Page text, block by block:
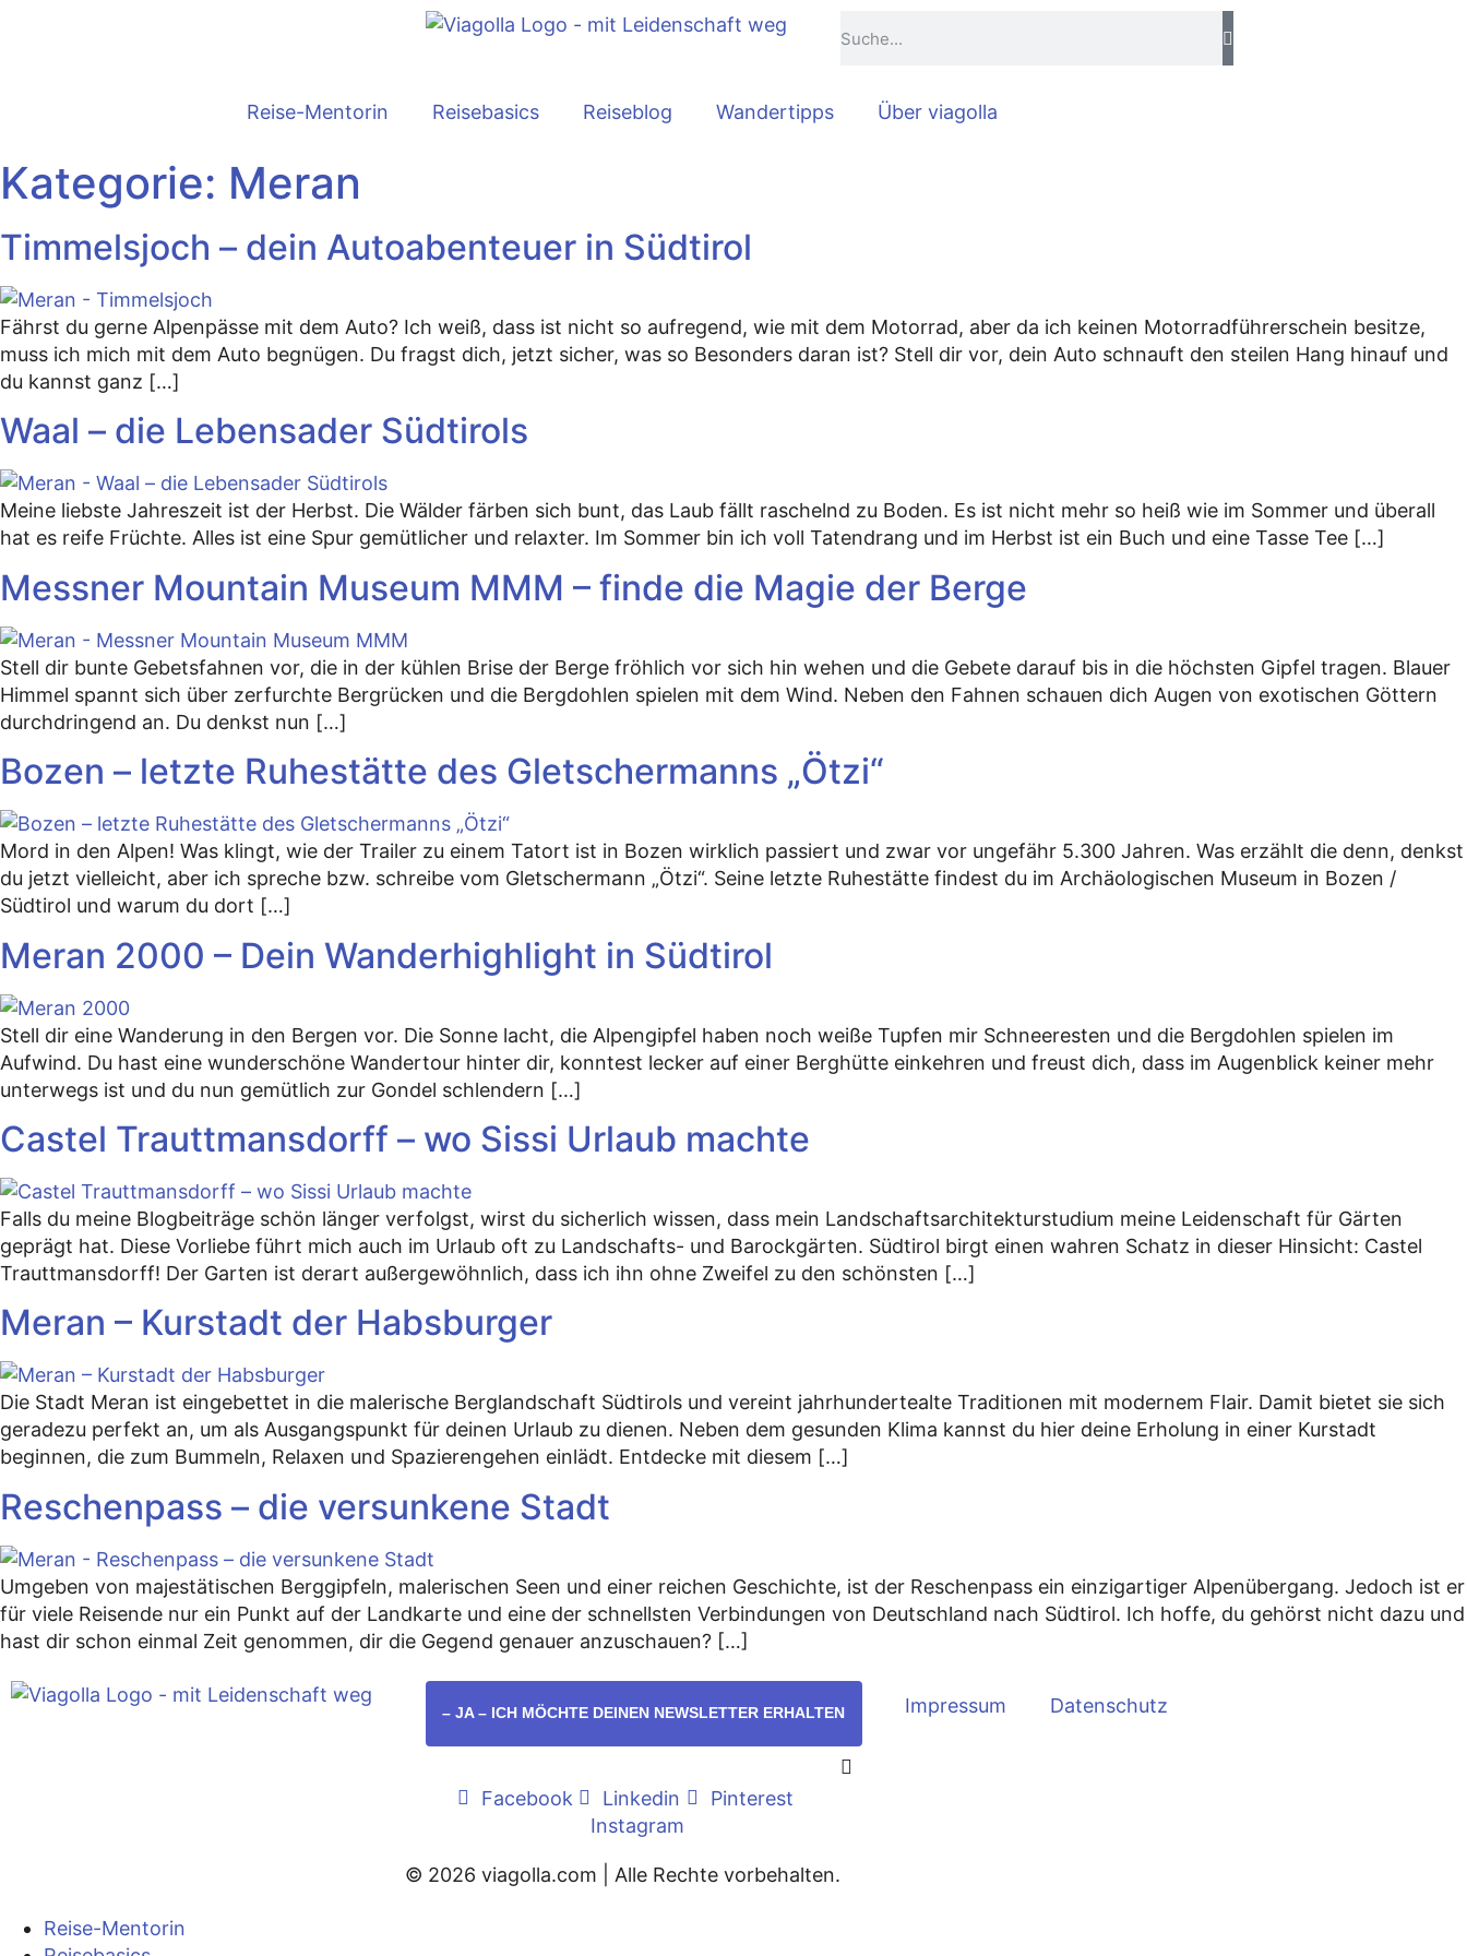
Reise-Mentorin Reisebasics Reiseblog Wandertipps Über viagolla
Kategorie: Meran
Timmelsjoch – dein Autoabenteuer in Südtirol
Fährst du gerne Alpenpässe mit dem Auto? Ich weiß, dass ist nicht so aufregend, wie mit dem Motorrad, aber da ich keinen Motorradführerschein besitze,
muss ich mich mit dem Auto begnügen. Du fragst dich, jetzt sicher, was so Besonders daran ist? Stell dir vor, dein Auto schnauft den steilen Hang hinauf und
du kannst ganz […]
Waal – die Lebensader Südtirols
Meine liebste Jahreszeit ist der Herbst. Die Wälder färben sich bunt, das Laub fällt raschelnd zu Boden. Es ist nicht mehr so heiß wie im Sommer und überall
hat es reife Früchte. Alles ist eine Spur gemütlicher und relaxter. Im Sommer bin ich voll Tatendrang und im Herbst ist ein Buch und eine Tasse Tee […]
Messner Mountain Museum MMM – finde die Magie der Berge
Stell dir bunte Gebetsfahnen vor, die in der kühlen Brise der Berge fröhlich vor sich hin wehen und die Gebete darauf bis in die höchsten Gipfel tragen. Blauer
Himmel spannt sich über zerfurchte Bergrücken und die Bergdohlen spielen mit dem Wind. Neben den Fahnen schauen dich Augen von exotischen Göttern
durchdringend an. Du denkst nun […]
Bozen – letzte Ruhestätte des Gletschermanns „Ötzi“
Mord in den Alpen! Was klingt, wie der Trailer zu einem Tatort ist in Bozen wirklich passiert und zwar vor ungefähr 5.300 Jahren. Was erzählt die denn, denkst
du jetzt vielleicht, aber ich spreche bzw. schreibe vom Gletschermann „Ötzi“. Seine letzte Ruhestätte findest du im Archäologischen Museum in Bozen /
Südtirol und warum du dort […]
Meran 2000 – Dein Wanderhighlight in Südtirol
Stell dir eine Wanderung in den Bergen vor. Die Sonne lacht, die Alpengipfel haben noch weiße Tupfen mir Schneeresten und die Bergdohlen spielen im
Aufwind. Du hast eine wunderschöne Wandertour hinter dir, konntest lecker auf einer Berghütte einkehren und freust dich, dass im Augenblick keiner mehr
unterwegs ist und du nun gemütlich zur Gondel schlendern […]
Castel Trauttmansdorff – wo Sissi Urlaub machte
Falls du meine Blogbeiträge schön länger verfolgst, wirst du sicherlich wissen, dass mein Landschaftsarchitekturstudium meine Leidenschaft für Gärten
geprägt hat. Diese Vorliebe führt mich auch im Urlaub oft zu Landschafts- und Barockgärten. Südtirol birgt einen wahren Schatz in dieser Hinsicht: Castel
Trauttmansdorff! Der Garten ist derart außergewöhnlich, dass ich ihn ohne Zweifel zu den schönsten […]
Meran – Kurstadt der Habsburger
Die Stadt Meran ist eingebettet in die malerische Berglandschaft Südtirols und vereint jahrhundertealte Traditionen mit modernem Flair. Damit bietet sie sich
geradezu perfekt an, um als Ausgangspunkt für deinen Urlaub zu dienen. Neben dem gesunden Klima kannst du hier deine Erholung in einer Kurstadt
beginnen, die zum Bummeln, Relaxen und Spazierengehen einlädt. Entdecke mit diesem […]
Reschenpass – die versunkene Stadt
Umgeben von majestätischen Berggipfeln, malerischen Seen und einer reichen Geschichte, ist der Reschenpass ein einzigartiger Alpenübergang. Jedoch ist er
für viele Reisende nur ein Punkt auf der Landkarte und eine der schnellsten Verbindungen von Deutschland nach Südtirol. Ich hoffe, du gehörst nicht dazu und
hast dir schon einmal Zeit genommen, dir die Gegend genauer anzuschauen? […]
– JA – ICH MÖCHTE DEINEN NEWSLETTER ERHALTEN
Facebook Linkedin
Pinterest
Instagram
Impressum Datenschutz
© 2026 viagolla.com | Alle Rechte vorbehalten.
Reise-Mentorin